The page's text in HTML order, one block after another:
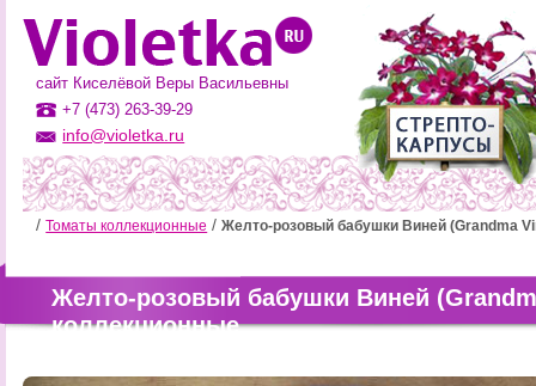
сайт Киселёвой Веры Васильевны
+7 (473) 263-39-29
info@violetka.ru
Томаты коллекционные Желто-розовый бабушки Виней (Grandma
Желто-розовый бабушки Виней
коллекционные